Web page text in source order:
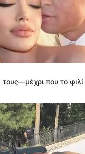
που το φιλί